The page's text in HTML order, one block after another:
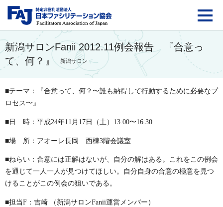
FAJ：特定非営利活動
新潟サロンFanii 2012.11例会報告 『合意っ
て、何？』
新潟サロン
■テーマ：『合意って、何？〜誰も納得して行動するために必要なプ
ロセス〜』
■日 時：平成24年11月17日（土）13:00〜16:30
■場 所：アオーレ長岡 西棟3階会議室
■ねらい：合意には正解はないが、自分の解はある。これをこの例会
を通じて一人一人が見つけてほしい。自分自身の合意の極意を見つ
けることがこの例会の狙いである。
■担当F ：吉崎 （新潟サロンFanii運営メンバー）